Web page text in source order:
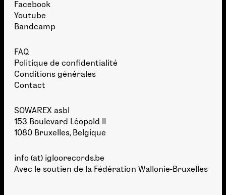
Facebook
Youtube
Bandcamp
FAQ
Politique de confidentialité
Conditions générales
Contact
SOWAREX asbl
153 Boulevard Léopold II
1080 Bruxelles, Belgique
info (at) igloorecords.be
Avec le soutien de la Fédération Wallonie-Bruxelles